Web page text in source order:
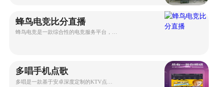
蜂鸟电竞比分直播
多唱手机点歌